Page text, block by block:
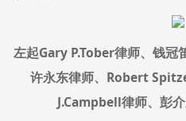
左起Gary P.Tober律师、钱冠
许永东律师、Robert
J.Campbell律师、彭